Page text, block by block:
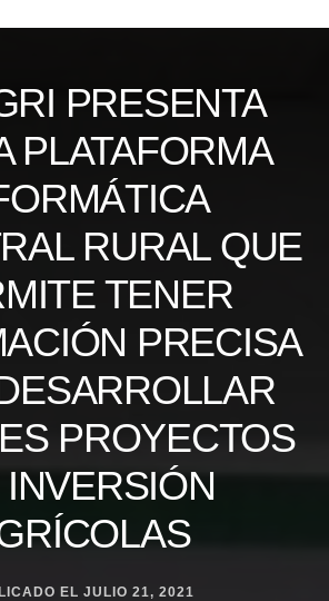
PRESENTA
PLATAFORMA
RURAL QUE
TENER
PRECISA
PROYECTOS
INVERSIÓN
EL JULIO 21, 2021